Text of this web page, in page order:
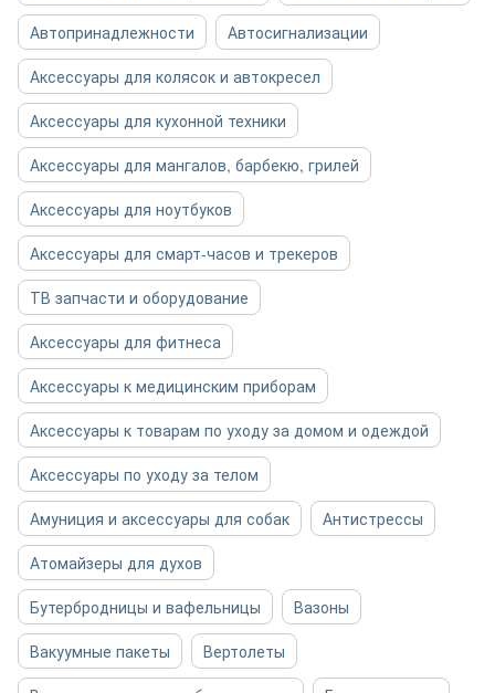
Автопринадлежности
Автосигнализации
Аксессуары для колясок и автокресел
Аксессуары для кухонной техники
Аксессуары для мангалов, барбекю, грилей
Аксессуары для ноутбуков
Аксессуары для смарт-часов и трекеров
ТВ запчасти и оборудование
Аксессуары для фитнеса
Аксессуары к медицинским приборам
Аксессуары к товарам по уходу за домом и одеждой
Аксессуары по уходу за телом
Амуниция и аксессуары для собак
Антистрессы
Атомайзеры для духов
Бутербродницы и вафельницы
Вазоны
Вакуумные пакеты
Вертолеты